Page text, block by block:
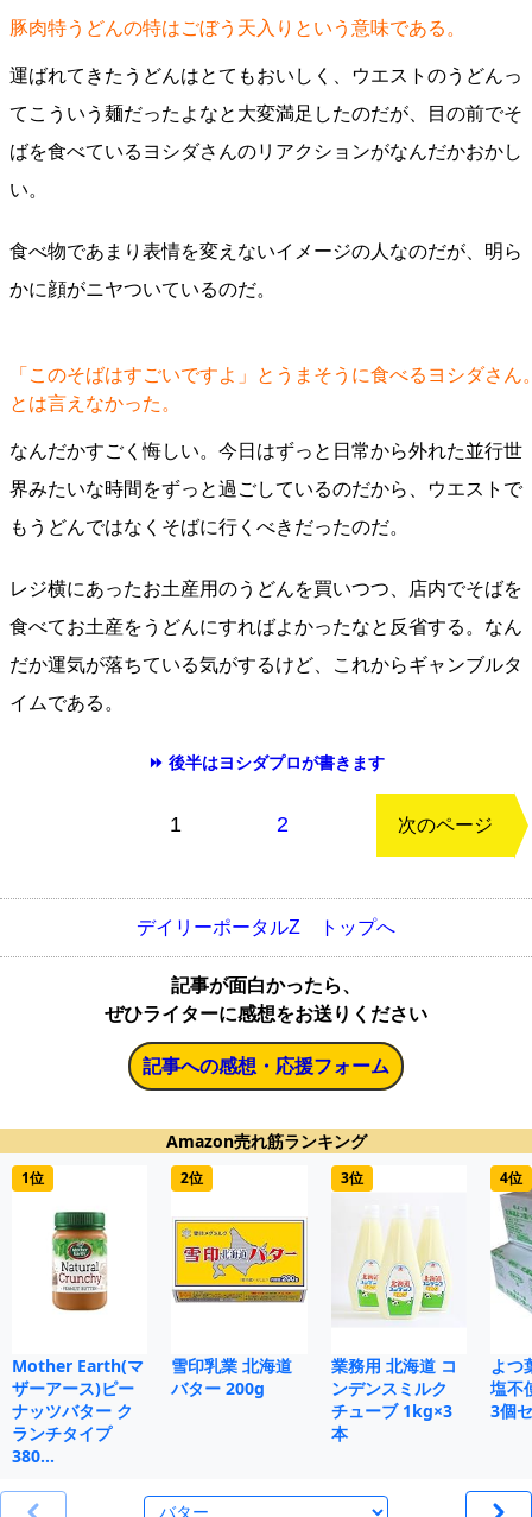
豚肉特うどんの特はごぼう天入りという意味である。
運ばれてきたうどんはとてもおいしく、ウエストのうどんっ
てこういう麺だったよなと大変満足したのだが、目の前でそ
ばを食べているヨシダさんのリアクションがなんだかおかし
い。
食べ物であまり表情を変えないイメージの人なのだが、明ら
かに顔がニヤついているのだ。
「このそばはすごいですよ」とうまそうに食べるヨシダさ
とは言えなかった。
なんだかすごく悔しい。今日はずっと日常から外れた並行世
界みたいな時間をずっと過ごしているのだから、ウエストで
もうどんではなくそばに行くべきだったのだ。
レジ横にあったお土産用のうどんを買いつつ、店内でそばを
食べてお土産をうどんにすればよかったなと反省する。なん
だか運気が落ちている気がするけど、これからギャンブルタ
イムである。
⏩ 後半はヨシダプロが書きます
1 2 次のページ
デイリーポータルZ トップへ
記事が面白かったら、
ぜひライターに感想をお送りください
記事への感想・応援フォーム
Amazon売れ筋ランキング
1位
Mother Earth(マ
ザーアース)ピー
ナッツバター ク
ランチタイプ
380…
2位
雪印乳業 北海道
バター 200g
3位
業務用 北海道 コ
ンデンスミルク
チューブ 1kg×3
本
4位
よつ
塩不
3個